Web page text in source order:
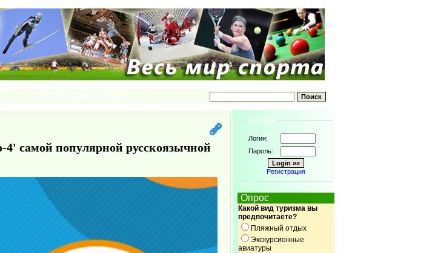
самой популярной русскоязычной
Логин
Логин:
Пароль:
Регистрация
Опрос
Какой вид туризма вы
предпочитаете?
Пляжный отдых
Экскурсионные
авиатуры